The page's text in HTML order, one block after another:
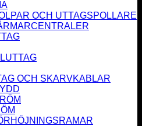
OCH UTTAGSPOLLARE
OCH SKARVKABLAR